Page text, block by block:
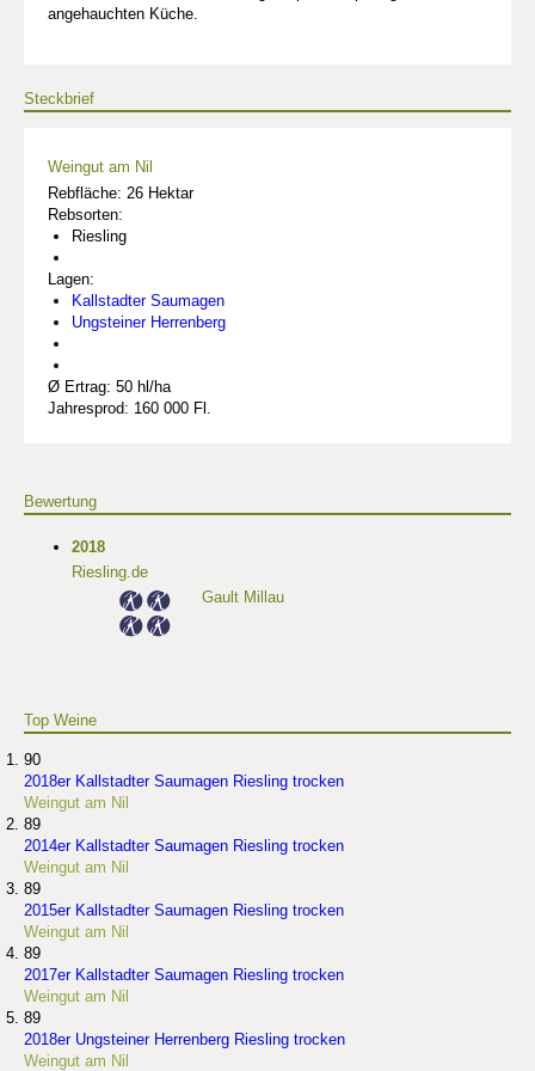
angehauchten Küche.
Steckbrief
Weingut am Nil
Rebfläche: 26 Hektar
Rebsorten:
Riesling
Lagen:
Kallstadter Saumagen
Ungsteiner Herrenberg
Ø Ertrag: 50 hl/ha
Jahresprod: 160 000 Fl.
Bewertung
2018
Riesling.de
Gault Millau
Top Weine
90
2018er Kallstadter Saumagen Riesling trocken
Weingut am Nil
89
2014er Kallstadter Saumagen Riesling trocken
Weingut am Nil
89
2015er Kallstadter Saumagen Riesling trocken
Weingut am Nil
89
2017er Kallstadter Saumagen Riesling trocken
Weingut am Nil
89
2018er Ungsteiner Herrenberg Riesling trocken
Weingut am Nil